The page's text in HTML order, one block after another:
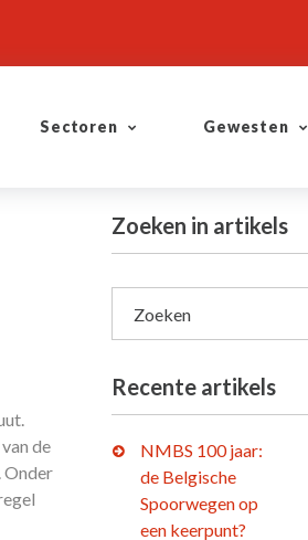
Sectoren Gewesten
de
Onder
Zoeken in artikels
Zoeken
Recente artikels
NMBS 100 jaar:
de Belgische
Spoorwegen op
een keerpunt?